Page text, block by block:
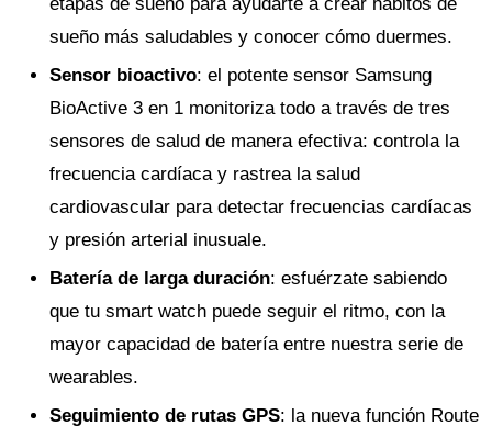
etapas de sueño para ayudarte a crear hábitos de
sueño más saludables y conocer cómo duermes.
Sensor bioactivo: el potente sensor Samsung
BioActive 3 en 1 monitoriza todo a través de tres
sensores de salud de manera efectiva: controla la
frecuencia cardíaca y rastrea la salud
cardiovascular para detectar frecuencias cardíacas
y presión arterial inusuale.
Batería de larga duración: esfuérzate sabiendo
que tu smart watch puede seguir el ritmo, con la
mayor capacidad de batería entre nuestra serie de
wearables.
Seguimiento de rutas GPS: la nueva función Route